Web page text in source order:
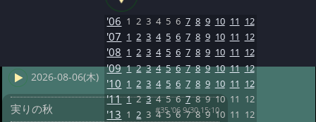
2026-08-06(木)
実りの秋 #35 '06 9/30 15:10
'06 1 2 3 4 5 6 7 8 9 10 11 12
'07 1 2 3 4 5 6 7 8 9 10 11 12
'08 1 2 3 4 5 6 7 8 9 10 11 12
'09 1 2 3 4 5 6 7 8 9 10 11 12
'10 1 2 3 4 5 6 7 8 9 10 11 12
'11 1 2 3 4 5 6 7 8 9 10 11 12
'13 1 2 3 4 5 6 7 8 9 10 11 12